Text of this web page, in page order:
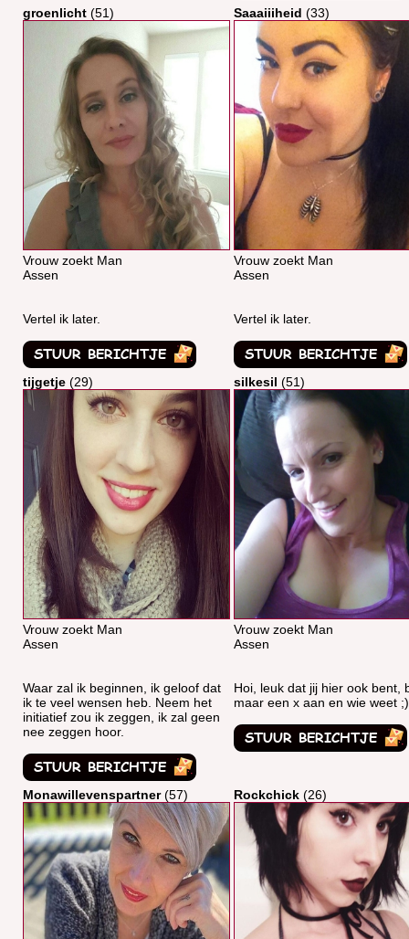
groenlicht (51)
Vrouw zoekt Man
Assen
Vertel ik later.
Saaaiiiheid (33)
Vrouw zoekt Man
Assen
Vertel ik later.
tijgetje (29)
Vrouw zoekt Man
Assen
Waar zal ik beginnen, ik geloof dat
ik te veel wensen heb. Neem het
initiatief zou ik zeggen, ik zal geen
nee zeggen hoor.
silkesil (51)
Vrouw zoekt Man
Assen
Hoi, leuk dat jij hier ook bent,
maar een x aan en wie weet ;)
Monawillevenspartner(57) Rockchick (26)